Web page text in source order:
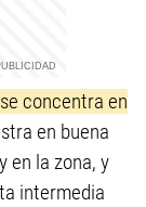
concentra en
en buena
en la zona, y
intermedia